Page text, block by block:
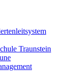
Traunstein